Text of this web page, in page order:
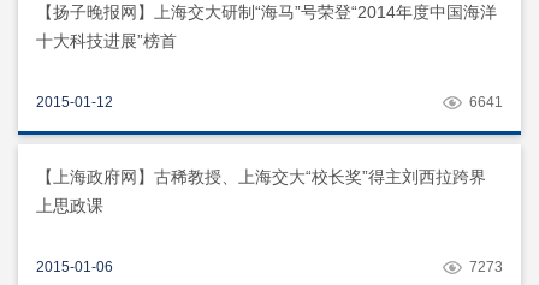
【扬子晚报网】上海交大研制“海马”号荣登“2014年度中国海洋
十大科技进展”榜首
2015-01-12 6641
【上海政府网】古稀教授、上海交大“校长奖”得主刘西拉跨界
上思政课
2015-01-06 7273